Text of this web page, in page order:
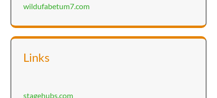
wildufabetum7.com
Links
stagehubs.com